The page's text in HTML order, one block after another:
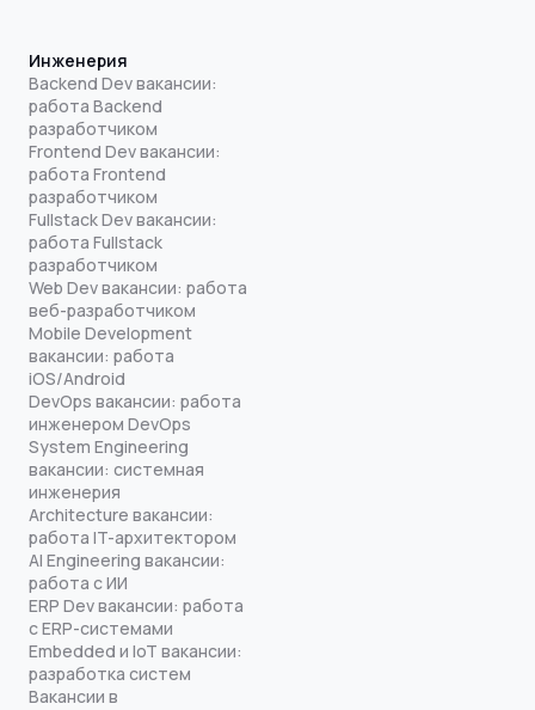
Инженерия
Backend Dev вакансии:
работа Backend
разработчиком
Frontend Dev вакансии:
работа Frontend
разработчиком
Fullstack Dev вакансии:
работа Fullstack
разработчиком
Web Dev вакансии: работа
веб-разработчиком
Mobile Development
вакансии: работа
iOS/Android
DevOps вакансии: работа
инженером DevOps
System Engineering
вакансии: системная
инженерия
Architecture вакансии:
работа IT-архитектором
AI Engineering вакансии:
работа с ИИ
ERP Dev вакансии: работа
с ERP-системами
Embedded и IoT вакансии:
разработка систем
Вакансии в